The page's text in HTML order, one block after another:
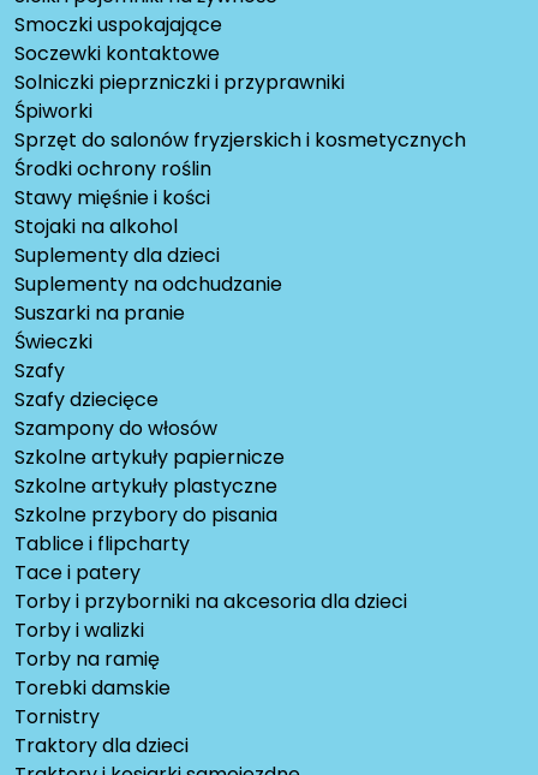
Smoczki uspokajające
Soczewki kontaktowe
Solniczki pieprzniczki i przyprawniki
Śpiworki
Sprzęt do salonów fryzjerskich i kosmetycznych
Środki ochrony roślin
Stawy mięśnie i kości
Stojaki na alkohol
Suplementy dla dzieci
Suplementy na odchudzanie
Suszarki na pranie
Świeczki
Szafy
Szafy dziecięce
Szampony do włosów
Szkolne artykuły papiernicze
Szkolne artykuły plastyczne
Szkolne przybory do pisania
Tablice i flipcharty
Tace i patery
Torby i przyborniki na akcesoria dla dzieci
Torby i walizki
Torby na ramię
Torebki damskie
Tornistry
Traktory dla dzieci